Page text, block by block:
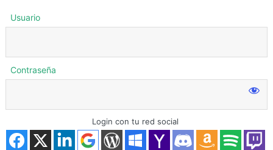
Acceder
Usuario
Contraseña
Login con tu red social